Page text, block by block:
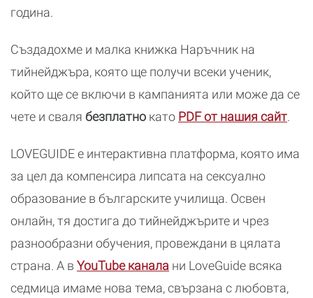
година.
Създадохме и малка книжка Наръчник на
тийнейджъра, която ще получи всеки ученик,
който ще се включи в кампанията или може да се
чете и сваля безплатно като PDF от нашия сайт.
LOVEGUIDE е интерактивна платформа, която има
за цел да компенсира липсата на сексуално
образование в българските училища. Освен
онлайн, тя достига до тийнейджърите и чрез
разнообразни обучения, провеждани в цялата
страна. А в YouTube канала ни LoveGuide всяка
седмица имаме нова тема, свързана с любовта,